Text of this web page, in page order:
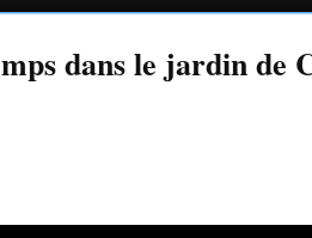
dans le jardin de